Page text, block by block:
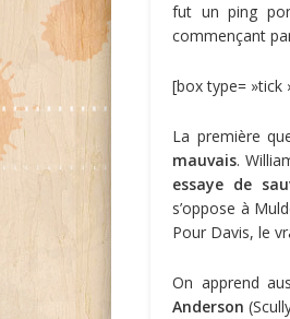
fut un ping
commençant
[box type= »tick
La première
mauvais.
essaye de
s’oppose à
Pour Davis, le
On apprend
Anderson